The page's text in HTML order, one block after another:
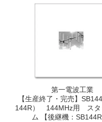
第一電波工業
【生産終了・完売】
144R） 144MHz用 スタ
ム 【後継機：